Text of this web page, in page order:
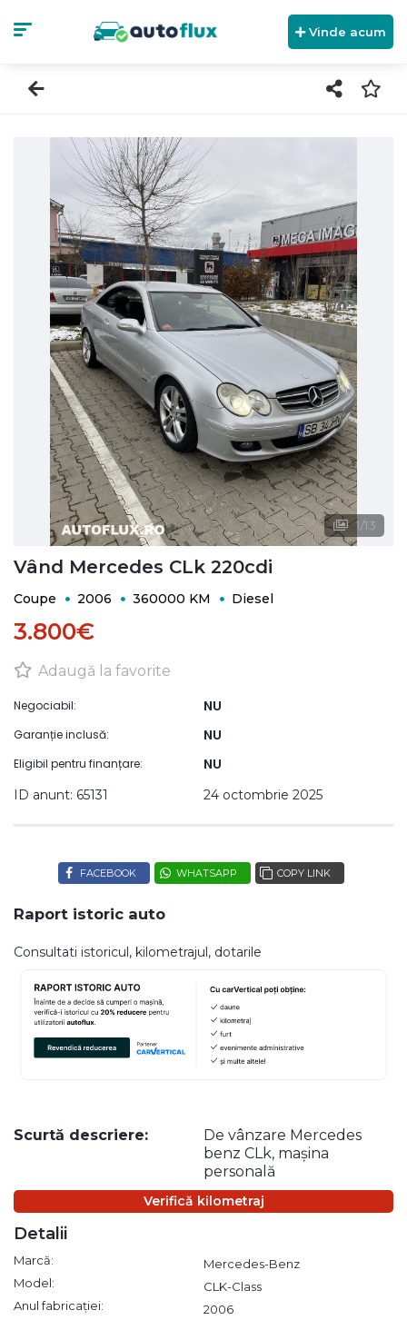
Vinde acum
1/13
Vând Mercedes CLk 220cdi
Coupe 2006 360000 KM Diesel
3.800€
Adaugă la favorite
Negociabil: NU
Garanție inclusă: NU
Eligibil pentru finanțare: NU
ID anunt: 65131 24 octombrie 2025
FACEBOOK WHATSAPP COPY LINK
Raport istoric auto
Consultati istoricul, kilometrajul, dotarile
Scurtă descriere:
De vânzare Mercedes
benz CLk, mașina
personală
Verifică kilometraj
Detalii
Marcă:
Mercedes-Benz
Model:
CLK-Class
Anul fabricației:
2006